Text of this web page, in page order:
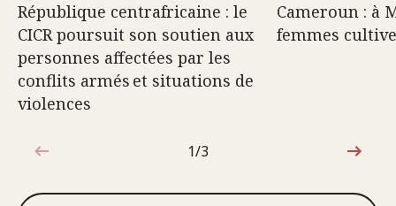
République centrafricaine : le
CICR poursuit son soutien aux
personnes affectées par les
conflits armés et situations de
violences
Cameroun : à
femmes
1sur3
1/3